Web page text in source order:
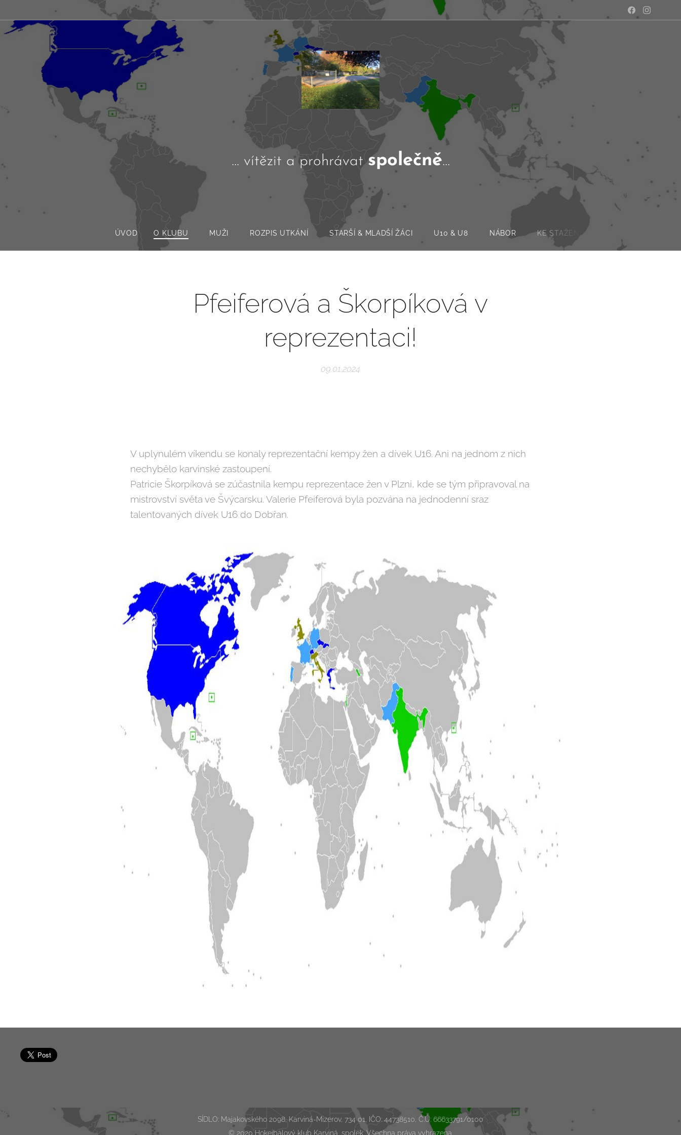
... vítězit a prohrávatspolečně...
ÚVOD O KLUBU MUŽI ROZPIS UTKÁNÍ STARŠÍ & MLADŠÍ ŽÁCI U10 & U8 NÁBOR KE STAŽENÍ
Pfeiferová a Škorpíková v
reprezentaci!
09.01.2024
V uplynulém víkendu se konaly reprezentační kempy žen a dívek U16. Ani na jednom z nich
nechybělo karvinské zastoupení.
Patricie Škorpíková se zúčastnila kempu reprezentace žen v Plzni, kde se tým připravoval na
mistrovství světa ve Švýcarsku. Valerie Pfeiferová byla pozvána na jednodenní sraz
talentovaných dívek U16 do Dobřan.
SÍDLO: Majakovského 2098, Karviná-Mizerov, 734 01, IČO: 44738510, Č.Ú: 66633791/0100
© 2020 Hokejbalový klub Karviná, spolek. Všechna práva vyhrazena.